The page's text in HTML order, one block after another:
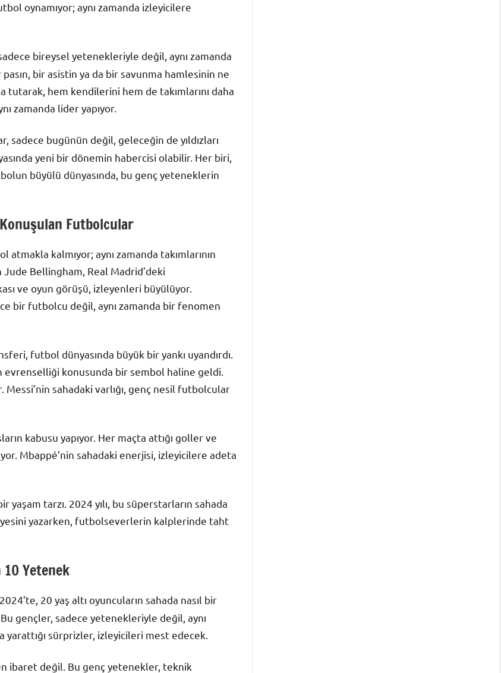
oynamıyor; aynı zamanda izleyicilere
bireysel yetenekleriyle değil, aynı zamanda
bir asistin ya da bir savunma hamlesinin ne
hem kendilerini hem de takımlarını daha
zamanda lider yapıyor.
sadece bugünün değil, geleceğin de yıldızları
yeni bir dönemin habercisi olabilir. Her biri,
büyülü dünyasında, bu genç yeteneklerin
Futbolcular
kalmıyor; aynı zamanda takımlarının
Bellingham, Real Madrid’deki
ve oyun görüşü, izleyenleri büyülüyor.
bir futbolcu değil, aynı zamanda bir fenomen
futbol dünyasında büyük bir yankı uyandırdı.
konusunda bir sembol haline geldi.
sahadaki varlığı, genç nesil futbolcular
kabusu yapıyor. Her maçta attığı goller ve
Mbappé’nin sahadaki enerjisi, izleyicilere adeta
tarzı. 2024 yılı, bu süperstarların sahada
yazarken, futbolseverlerin kalplerinde taht
Yetenek
20 yaş altı oyuncuların sahada nasıl bir
gençler, sadece yetenekleriyle değil, aynı
yarattığı sürprizler, izleyicileri mest edecek.
ibaret değil. Bu genç yetenekler, teknik